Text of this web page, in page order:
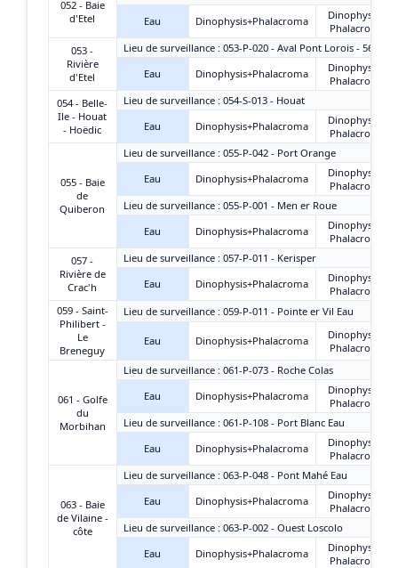
052 - Baie
d'Etel
Eau
Dinophysis+Phalacroma
Dinophysis +
Phalacroma
053 -
Rivière
d'Etel
Lieu de surveillance : 053-P-020 - Aval Pont Lorois - 56ET16
Eau
Dinophysis+Phalacroma
Dinophysis +
Phalacroma
054 - Belle-
Ile - Houat
- Hoëdic
Lieu de surveillance : 054-S-013 - Houat
Eau
Dinophysis+Phalacroma
Dinophysis +
Phalacroma
055 - Baie
de
Quiberon
Lieu de surveillance : 055-P-042 - Port Orange
Eau
Dinophysis+Phalacroma
Dinophysis +
Phalacroma
Lieu de surveillance : 055-P-001 - Men er Roue
Eau
Dinophysis+Phalacroma
Dinophysis +
Phalacroma
057 -
Rivière de
Crac'h
Lieu de surveillance : 057-P-011 - Kerisper
Eau
Dinophysis+Phalacroma
Dinophysis +
Phalacroma
059 - Saint-
Philibert -
Le
Breneguy
Lieu de surveillance : 059-P-011 - Pointe er Vil Eau
Eau Dinophysis+Phalacroma
Dinophysis +
Phalacroma
061 - Golfe
du
Morbihan
Lieu de surveillance : 061-P-073 - Roche Colas
Eau
Dinophysis+Phalacroma
Dinophysis +
Phalacroma
Lieu de surveillance : 061-P-108 - Port Blanc Eau
Eau
Dinophysis+Phalacroma
Dinophysis +
Phalacroma
063 - Baie
de Vilaine -
côte
Lieu de surveillance : 063-P-048 - Pont Mahé Eau
Eau
Dinophysis+Phalacroma
Dinophysis +
Phalacroma
Lieu de surveillance : 063-P-002 - Ouest Loscolo
Eau
Dinophysis+Phalacroma
Dinophysis +
Phalacroma